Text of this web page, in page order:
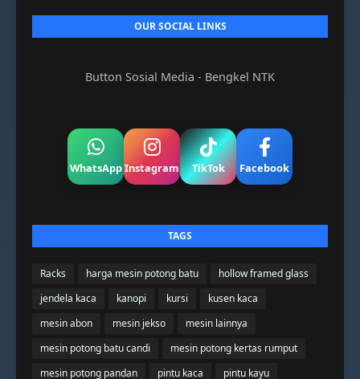
OUR SOCIAL LINKS
Button Sosial Media - Bengkel NTK
WhatsAppInstagram TikTok Facebook
TAGS
Racks harga mesin potong batu
hollow framed glass
jendela kaca
kanopi kursi
kusen kaca
mesin abon
mesin jekso
mesin lainnya
mesin potong batu candi
mesin potong kertas rumput
mesin potong pandan
pintu kaca pintu kayu